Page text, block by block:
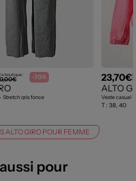
boutique : -70%
Stretch gris fonce
23,70€
ALTO
Veste casual
T : 38, 40
ALTO GIRO POUR FEMME
pour